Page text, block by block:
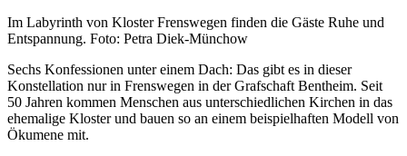
Im Labyrinth von Kloster Frenswegen finden die Gäste Ruhe und
Entspannung. Foto: Petra Diek-Münchow
Sechs Konfessionen unter einem Dach: Das gibt es in dieser
Konstellation nur in Frenswegen in der Grafschaft Bentheim. Seit
50 Jahren kommen Menschen aus unterschiedlichen Kirchen in das
ehemalige Kloster und bauen so an einem beispielhaften Modell von
Ökumene mit.